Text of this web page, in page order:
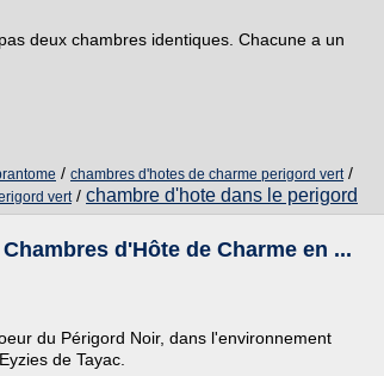
deux chambres identiques. Chacune a un
/ chambres d'hotes de charme perigord vert/
vert/ chambre d'hote dans le perigord
d'Hôte de Charme en ...
du Périgord Noir, dans l'environnement
de Tayac.